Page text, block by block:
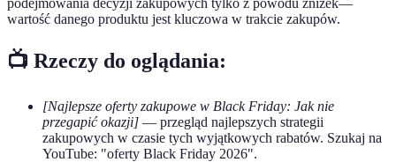
podejmowania decyzji zakupowych tylko z powodu zniżek—
wartość danego produktu jest kluczowa w trakcie zakupów.
📺 Rzeczy do oglądania:
[Najlepsze oferty zakupowe w Black Friday: Jak nie
przegapić okazji] — przegląd najlepszych strategii
zakupowych w czasie tych wyjątkowych rabatów. Szukaj na
YouTube: "oferty Black Friday 2026".